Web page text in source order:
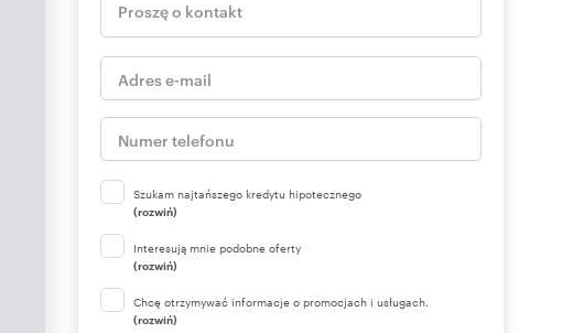
Szukam najtańszego kredytu hipotecznego
(rozwiń)
Interesują mnie podobne oferty
(rozwiń)
Chcę otrzymywać informacje o promocjach i usługach.
(rozwiń)